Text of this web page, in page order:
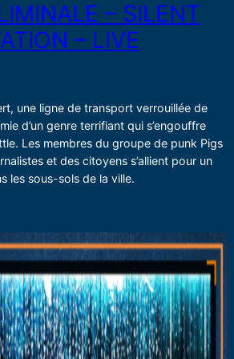
– SILENT
– LIVE
une ligne de transport verrouillée de
d’un genre terrifiant qui s’engouffre
Les membres du groupe de punk Pigs
et des citoyens s’allient pour un
les sous-sols de la ville.